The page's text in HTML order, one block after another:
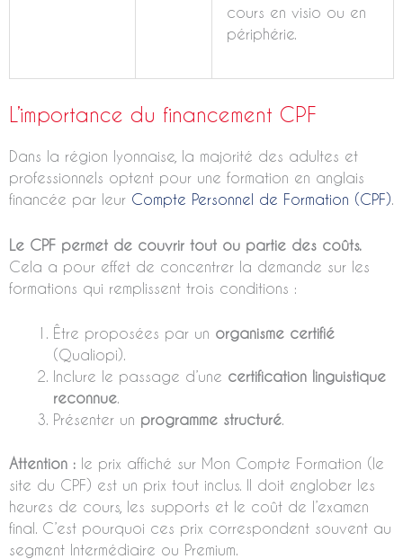
cours en visio ou en
périphérie.
L’importance du financement CPF
Dans la région lyonnaise, la majorité des adultes et
professionnels optent pour une formation en anglais
financée par leur Compte Personnel de Formation (CPF).
Le CPF permet de couvrir tout ou partie des coûts.
Cela a pour effet de concentrer la demande sur les
formations qui remplissent trois conditions :
Être proposées par un organisme certifié
(Qualiopi).
Inclure le passage d’une certification linguistique
reconnue.
Présenter un programme structuré.
Attention : le prix affiché sur Mon Compte Formation (le
site du CPF) est un prix tout inclus. Il doit englober les
heures de cours, les supports et le coût de l’examen
final. C’est pourquoi ces prix correspondent souvent au
segment Intermédiaire ou Premium.